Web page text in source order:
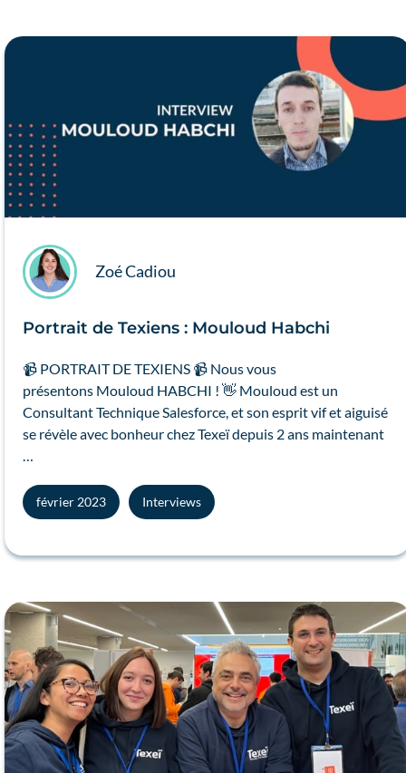
Zoé Cadiou
Portrait de Texiens : Mouloud Habchi
📹 PORTRAIT DE TEXIENS 📹 Nous vous
présentons Mouloud HABCHI ! 👋 Mouloud est un
Consultant Technique Salesforce, et son esprit vif et aiguisé
se révèle avec bonheur chez Texeï depuis 2 ans maintenant
…
février 2023 Interviews